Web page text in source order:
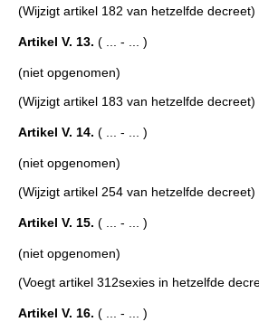
(Wijzigt artikel 182 van hetzelfde decreet)
Artikel V. 13. ( ... - ... )
(niet opgenomen)
(Wijzigt artikel 183 van hetzelfde decreet)
Artikel V. 14. ( ... - ... )
(niet opgenomen)
(Wijzigt artikel 254 van hetzelfde decreet)
Artikel V. 15. ( ... - ... )
(niet opgenomen)
(Voegt artikel 312sexies in hetzelfde
Artikel V. 16. ( ... - ... )